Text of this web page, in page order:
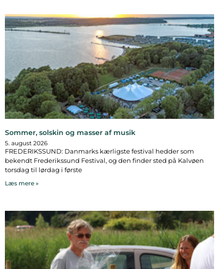
Sommer, solskin og masser af musik
5. august 2026
FREDERIKSSUND: Danmarks kærligste festival hedder som
bekendt Frederikssund Festival, og den finder sted på Kalvøen
torsdag til lørdag i første
Læs mere »